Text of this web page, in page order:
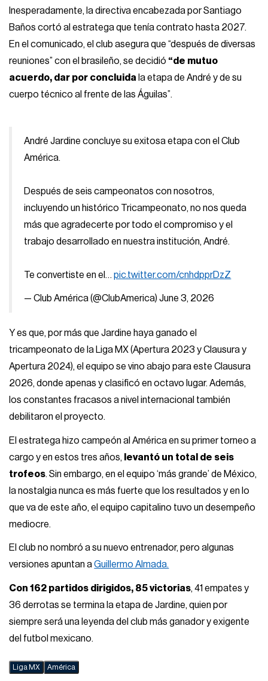
Inesperadamente, la directiva encabezada por Santiago
Baños cortó al estratega que tenía contrato hasta 2027.
En el comunicado, el club asegura que “después de diversas
reuniones” con el brasileño, se decidió “de mutuo
acuerdo, dar por concluida la etapa de André y de su
cuerpo técnico al frente de las Águilas”.
André Jardine concluye su exitosa etapa con el Club
América.
Después de seis campeonatos con nosotros,
incluyendo un histórico Tricampeonato, no nos queda
más que agradecerte por todo el compromiso y el
trabajo desarrollado en nuestra institución, André.
Te convertiste en el…pic.twitter.com/cnhdpprDzZ
— Club América (@ClubAmerica)June 3, 2026
Y es que, por más que Jardine haya ganado el
tricampeonato de la Liga MX (Apertura 2023 y Clausura y
Apertura 2024), el equipo se vino abajo para este Clausura
2026, donde apenas y clasificó en octavo lugar. Además,
los constantes fracasos a nivel internacional también
debilitaron el proyecto.
El estratega hizo campeón al América en su primer torneo a
cargo y en estos tres años, levantó un total de seis
trofeos. Sin embargo, en el equipo ‘más grande’ de México,
la nostalgia nunca es más fuerte que los resultados y en lo
que va de este año, el equipo capitalino tuvo un desempeño
mediocre.
El club no nombró a su nuevo entrenador, pero algunas
versiones apuntan aGuillermo Almada.
Con 162 partidos dirigidos, 85 victorias, 41 empates y
36 derrotas se termina la etapa de Jardine, quien por
siempre será una leyenda del club más ganador y exigente
del futbol mexicano.
Liga MX América